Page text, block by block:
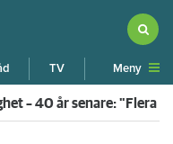
TV Meny
– 40 år senare: "Flera